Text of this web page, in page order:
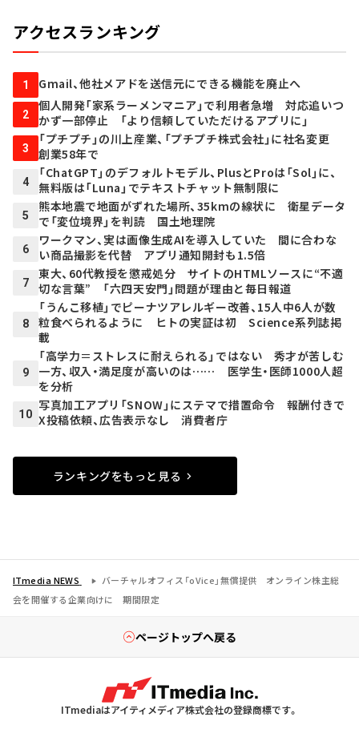
アクセスランキング
1 Gmail、他社メアドを送信元にできる機能を廃止へ
2
個人開発「家系ラーメンマニア」で利用者急増 対応追いつ
かず一部停止 「より信頼していただけるアプリに」
3
「プチプチ」の川上産業、「プチプチ株式会社」に社名変更
創業58年で
4
「ChatGPT」のデフォルトモデル、PlusとProは「Sol」に、
無料版は「Luna」でテキストチャット無制限に
5
熊本地震で地面がずれた場所、35kmの線状に 衛星データ
で「変位境界」を判読 国土地理院
6
ワークマン、実は画像生成AIを導入していた 間に合わな
い商品撮影を代替 アプリ通知開封も1.5倍
7
東大、60代教授を懲戒処分 サイトのHTMLソースに“不適
切な言葉” 「六四天安門」問題が理由と毎日報道
8
「うんこ移植」でピーナツアレルギー改善、15人中6人が数
粒食べられるように ヒトの実証は初 Science系列誌掲
載
9
「高学力＝ストレスに耐えられる」ではない 秀才が苦しむ
一方、収入・満足度が高いのは…… 医学生・医師1000人超
を分析
10
写真加工アプリ「SNOW」にステマで措置命令 報酬付きで
X投稿依頼、広告表示なし 消費者庁
ランキングをもっと見る
ITmedia NEWS
バーチャルオフィス「oVice」無償提供 オンライン株主総
会を開催する企業向けに 期間限定
ページトップへ戻る
ITmediaはアイティメディア株式会社の登録商標です。